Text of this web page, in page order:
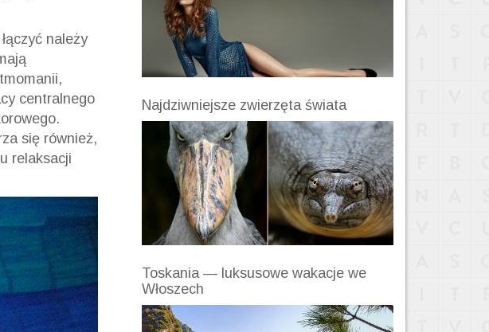
należy
centralnego
się również,
relaksacji
Najdziwniejsze zwierzęta świata
Toskania — luksusowe wakacje we
Włoszech